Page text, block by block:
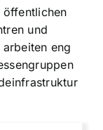
öffentlichen
und
eng